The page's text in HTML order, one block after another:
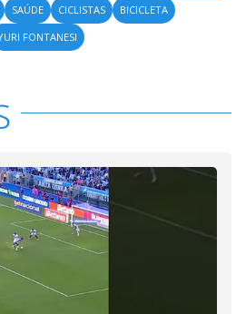
SAÚDE CICLISTAS
BICICLETA
FONTANESI